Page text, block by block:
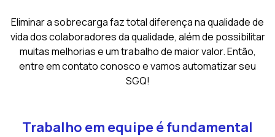
Eliminar a sobrecarga faz total diferença na qualidade de
vida dos colaboradores da qualidade, além de possibilitar
muitas melhorias e um trabalho de maior valor. Então,
entre em contato conosco e vamos automatizar seu
SGQ!
Trabalho em equipe é fundamental